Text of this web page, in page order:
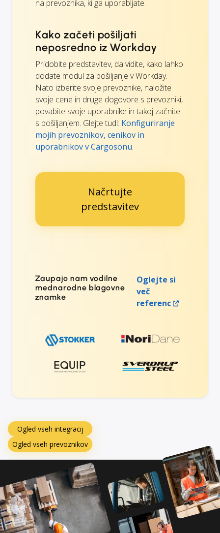
na prevoznika, ki ga uporabljate.
Kako začeti pošiljati
neposredno iz Workday
Pridobite predstavitev, da vidite, kako lahko
dodate modul za pošiljanje v Workday.
Nato izberite svoje prevoznike, naložite
svoje cene in druge dogovore s prevozniki,
povabite svoje uporabnike in takoj začnite
s pošiljanjem. Glejte tudi: Konfiguriranje
mojih prevoznikov, cenikov in
uporabnikov v Cargosonu.
Načrtujte
predstavitev
Zaupajo nam vodilne
mednarodne blagovne
znamke
Oglejte si
več
referenc
Ogled vseh integracij
Ogled vseh prevoznikov